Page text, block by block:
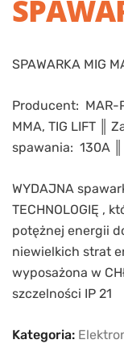
SPAWARKA MIG
Producent: MAR-
MMA, TIG LIFT ║
spawania: 130A
WYDAJNA
TECHNOLOGIĘ ,
potężnej energii
niewielkich strat
wyposażona w
szczelności IP 21
Kategoria: